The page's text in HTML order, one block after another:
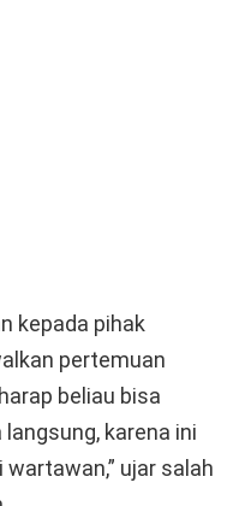
kepada pihak
pertemuan
beliau bisa
karena ini
ujar salah